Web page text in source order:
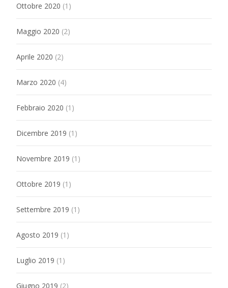
Ottobre 2020 (1)
Maggio 2020 (2)
Aprile 2020 (2)
Marzo 2020 (4)
Febbraio 2020 (1)
Dicembre 2019 (1)
Novembre 2019 (1)
Ottobre 2019 (1)
Settembre 2019 (1)
Agosto 2019 (1)
Luglio 2019 (1)
Giugno 2019 (2)